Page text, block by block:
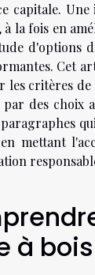
capitale.
à la fois en
d'options
Cet
les critères
par des choix
en mettant
à bois